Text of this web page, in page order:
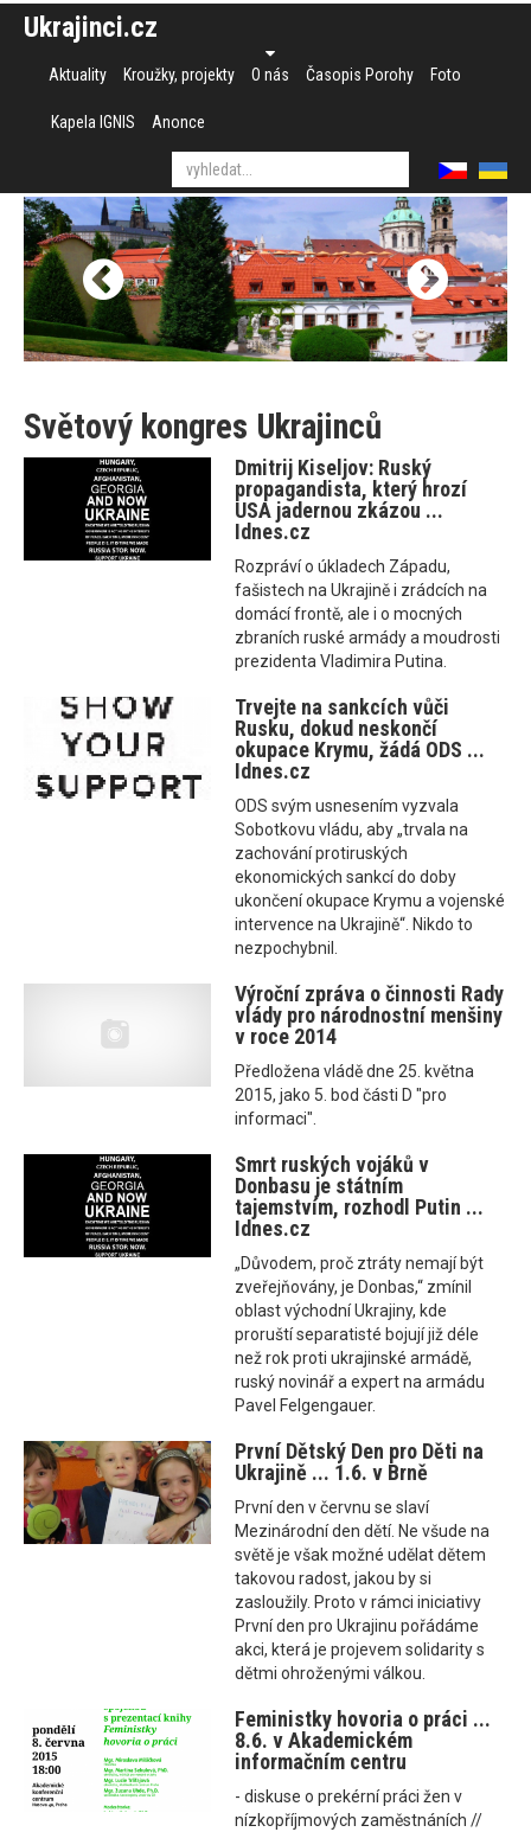
Ukrajinci.cz
Aktuality Kroužky, projekty O nás Časopis Porohy Foto
Kapela IGNIS Anonce
Světový kongres Ukrajinců
Dmitrij Kiseljov: Ruský
propagandista, který hrozí
USA jadernou zkázou ...
Idnes.cz
Rozpráví o úkladech Západu,
fašistech na Ukrajině i zrádcích na
domácí frontě, ale i o mocných
zbraních ruské armády a moudrosti
prezidenta Vladimira Putina.
Trvejte na sankcích vůči
Rusku, dokud neskončí
okupace Krymu, žádá ODS ...
Idnes.cz
ODS svým usnesením vyzvala
Sobotkovu vládu, aby „trvala na
zachování protiruských
ekonomických sankcí do doby
ukončení okupace Krymu a vojenské
intervence na Ukrajině“. Nikdo to
nezpochybnil.
Výroční zpráva o činnosti Rady
vlády pro národnostní menšiny
v roce 2014
Předložena vládě dne 25. května
2015, jako 5. bod části D "pro
informaci".
Smrt ruských vojáků v
Donbasu je státním
tajemstvím, rozhodl Putin ...
Idnes.cz
„Důvodem, proč ztráty nemají být
zveřejňovány, je Donbas,“ zmínil
oblast východní Ukrajiny, kde
proruští separatisté bojují již déle
než rok proti ukrajinské armádě,
ruský novinář a expert na armádu
Pavel Felgengauer.
První Dětský Den pro Děti na
Ukrajině ... 1.6. v Brně
První den v červnu se slaví
Mezinárodní den dětí. Ne všude na
světě je však možné udělat dětem
takovou radost, jakou by si
zasloužily. Proto v rámci iniciativy
První den pro Ukrajinu pořádáme
akci, která je projevem solidarity s
dětmi ohroženými válkou.
Feministky hovoria o práci ...
8.6. v Akademickém
informačním centru
- diskuse o prekérní práci žen v
nízkopříjmových zaměstnáních //